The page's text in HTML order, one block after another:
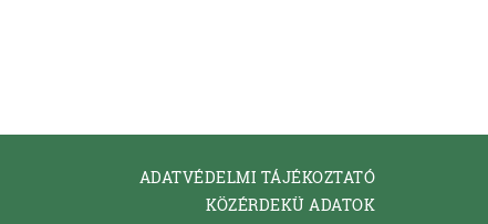
ADATVÉDELMI TÁJÉKOZTATÓ
KÖZÉRDEKÜ ADATOK